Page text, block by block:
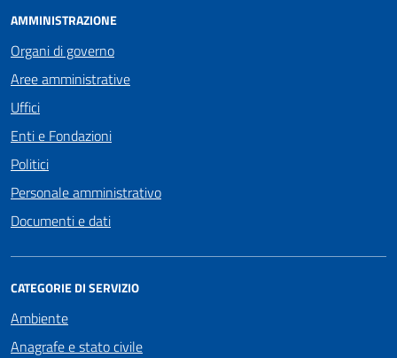
AMMINISTRAZIONE
Organi di governo
Aree amministrative
Uffici
Enti e Fondazioni
Politici
Personale amministrativo
Documenti e dati
CATEGORIE DI SERVIZIO
Ambiente
Anagrafe e stato civile